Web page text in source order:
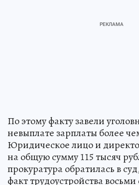
По этому факту завели
невыплате зарплаты более
Юридическое лицо и
на общую сумму 115 тысяч
прокуратура обратилась в
факт трудоустройства